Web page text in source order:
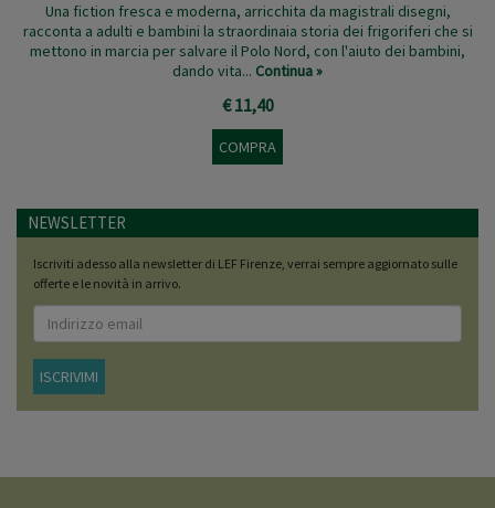
Una fiction fresca e moderna, arricchita da magistrali disegni,
racconta a adulti e bambini la straordinaia storia dei frigoriferi che si
mettono in marcia per salvare il Polo Nord, con l'aiuto dei bambini,
dando vita... Continua »
€ 11,40
COMPRA
NEWSLETTER
Iscriviti adesso alla newsletter di LEF Firenze, verrai sempre aggiornato sulle
offerte e le novità in arrivo.
ISCRIVIMI